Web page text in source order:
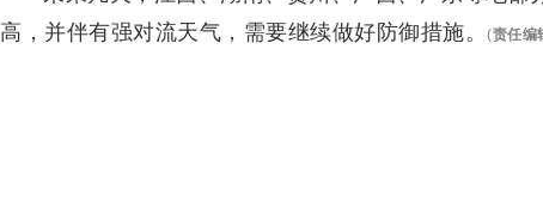
高，并伴有强对流天气，需要继续做好防御措施。
(责任编